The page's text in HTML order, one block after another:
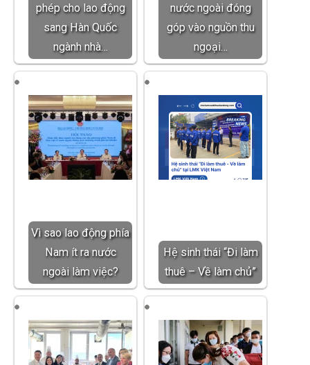
phép cho lao động
sang Hàn Quốc
ngành nhà…
nước ngoài đóng
góp vào nguồn thu
ngoại…
Vì sao lao động phía
Nam ít ra nước
ngoài làm việc?
Hệ sinh thái “Đi làm
thuê – Về làm chủ”